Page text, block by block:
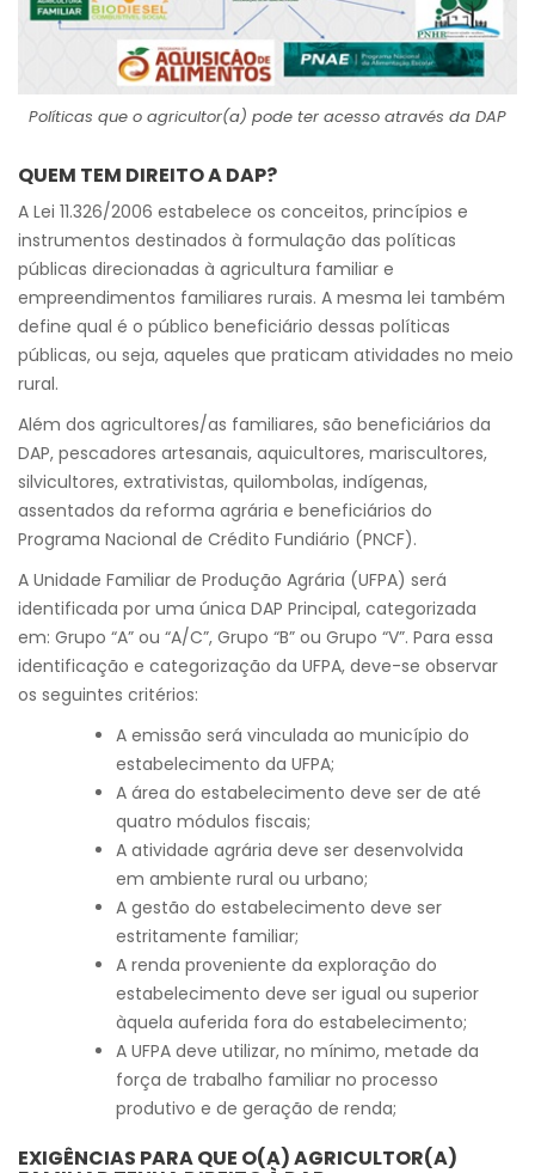
Políticas que o agricultor(a) pode ter acesso através da DAP
QUEM TEM DIREITO A DAP?
A Lei 11.326/2006 estabelece os conceitos, princípios e
instrumentos destinados à formulação das políticas
públicas direcionadas à agricultura familiar e
empreendimentos familiares rurais. A mesma lei também
define qual é o público beneficiário dessas políticas
públicas, ou seja, aqueles que praticam atividades no meio
rural.
Além dos agricultores/as familiares, são beneficiários da
DAP, pescadores artesanais, aquicultores, mariscultores,
silvicultores, extrativistas, quilombolas, indígenas,
assentados da reforma agrária e beneficiários do
Programa Nacional de Crédito Fundiário (PNCF).
A Unidade Familiar de Produção Agrária (UFPA) será
identificada por uma única DAP Principal, categorizada
em: Grupo “A” ou “A/C”, Grupo “B” ou Grupo “V”. Para essa
identificação e categorização da UFPA, deve-se observar
os seguintes critérios:
A emissão será vinculada ao município do
estabelecimento da UFPA;
A área do estabelecimento deve ser de até
quatro módulos fiscais;
A atividade agrária deve ser desenvolvida
em ambiente rural ou urbano;
A gestão do estabelecimento deve ser
estritamente familiar;
A renda proveniente da exploração do
estabelecimento deve ser igual ou superior
àquela auferida fora do estabelecimento;
A UFPA deve utilizar, no mínimo, metade da
força de trabalho familiar no processo
produtivo e de geração de renda;
EXIGÊNCIAS PARA QUE O(A) AGRICULTOR(A)